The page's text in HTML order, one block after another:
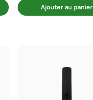
Ajouter au panier